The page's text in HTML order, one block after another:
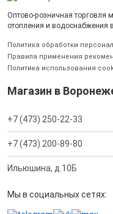
Оптово-розничная торговля
отопления и водоснабжения
Политика обработки
Правила применения
Политика использования
Магазин в
+7 (473) 250-22-33
+7 (473) 200-89-80
Ильюшина, д.10Б
Мы в социальных сетях: